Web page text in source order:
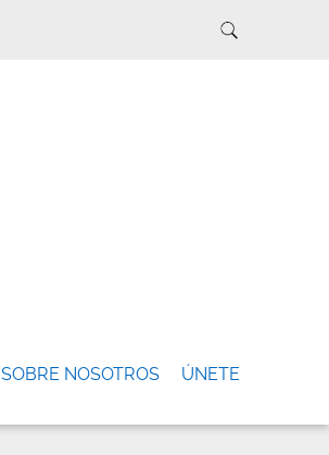
SOBRE NOSOTROS ÚNETE